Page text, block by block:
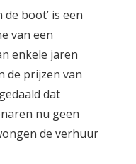
boot’ is een
van een
enkele jaren
de prijzen van
dat
nu geen
de verhuur